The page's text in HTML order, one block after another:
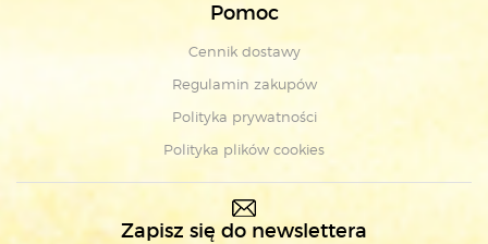
Pomoc
Cennik dostawy
Regulamin zakupów
Polityka prywatności
Polityka plików cookies
Zapisz się do newslettera